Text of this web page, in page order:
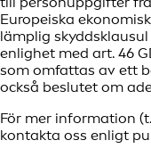
Europeiska
lämplig
enlighet med art. 46
som omfattas av ett
också beslutet om
För mer information
kontakta oss enligt